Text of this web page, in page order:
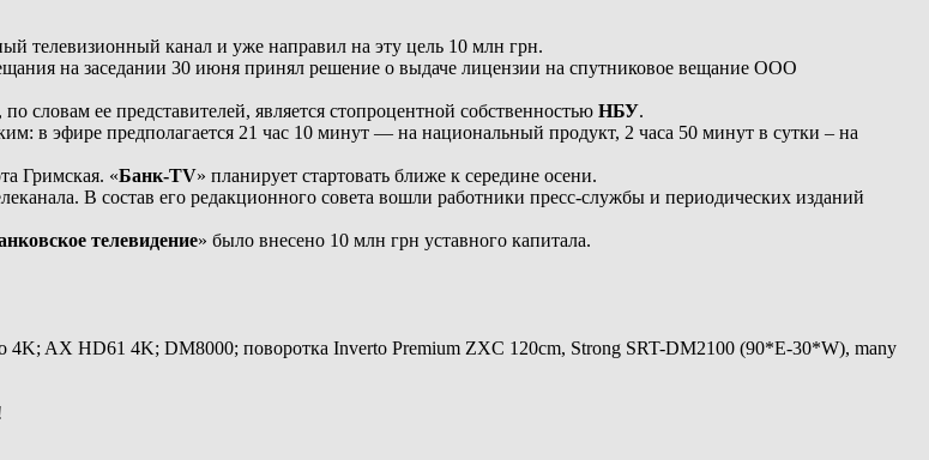
телевизионный канал и уже направил на эту цель 10 млн грн.
на заседании 30 июня принял решение о выдаче лицензии на спутниковое вещание ООО
по словам ее представителей, является стопроцентной собственностью НБУ.
в эфире предполагается 21 час 10 минут — на национальный продукт, 2 часа 50 минут в сутки – на
Гримская. «Банк-TV» планирует стартовать ближе к середине осени.
В состав его редакционного совета вошли работники пресс-службы и периодических изданий
телевидение» было внесено 10 млн грн уставного капитала.
AX HD61 4K; DM8000; поворотка Inverto Premium ZXC 120cm, Strong SRT-DM2100 (90*E-30*W), many